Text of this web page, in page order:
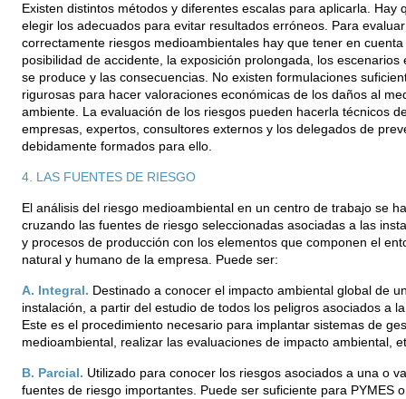
Existen distintos métodos y diferentes escalas para aplicarla. Hay
elegir los adecuados para evitar resultados erróneos. Para evaluar
correctamente riesgos medioambientales hay que tener en cuenta
posibilidad de accidente, la exposición prolongada, los escenarios
se produce y las consecuencias. No existen formulaciones
rigurosas para hacer valoraciones económicas de los daños al
ambiente. La evaluación de los riesgos pueden hacerla técnicos
empresas, expertos, consultores externos y los delegados de
debidamente formados para ello.
4. LAS FUENTES DE RIESGO
El análisis del riesgo medioambiental en un centro de trabajo se
cruzando las fuentes de riesgo seleccionadas asociadas a las
y procesos de producción con los elementos que componen el
natural y humano de la empresa. Puede ser:
A. Integral. Destinado a conocer el impacto ambiental global de
instalación, a partir del estudio de todos los peligros asociados a
Este es el procedimiento necesario para implantar sistemas de
medioambiental, realizar las evaluaciones de impacto ambiental,
B. Parcial. Utilizado para conocer los riesgos asociados a una o
fuentes de riesgo importantes. Puede ser suficiente para PYMES o